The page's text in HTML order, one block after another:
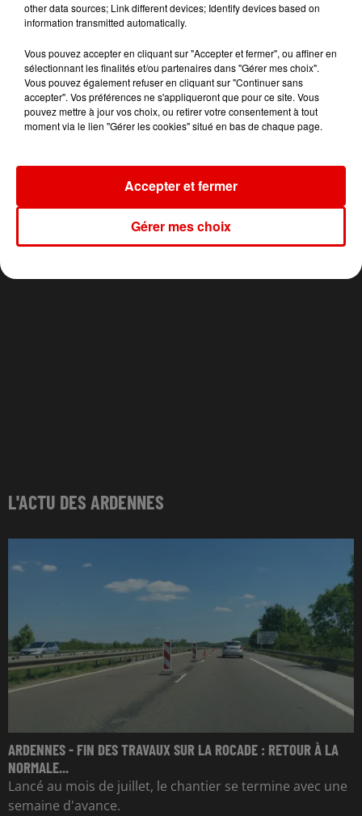
TITRES DIFFUSÉS
0h00
0h00 23h56
23h56
This Girl
23h52
23h52
L'ACTU DES ARDENNES
ARDENNES - FIN DES TRAVAUX SUR LA ROCADE : RETOUR À LA
NORMALE...
Lancé au mois de juillet, le chantier se termine avec une
semaine d'avance.
other data sources; Link different devices; Identify devices based on
information transmitted automatically.
Vous pouvez accepter en cliquant sur "Accepter et fermer", ou affiner en
sélectionnant les finalités et/ou partenaires dans "Gérer mes choix".
Vous pouvez également refuser en cliquant sur "Continuer sans
accepter". Vos préférences ne s'appliqueront que pour ce site. Vous
pouvez mettre à jour vos choix, ou retirer votre consentement à tout
moment via le lien "Gérer les cookies" situé en bas de chaque page.
Gérer mes choix
Accepter et fermer